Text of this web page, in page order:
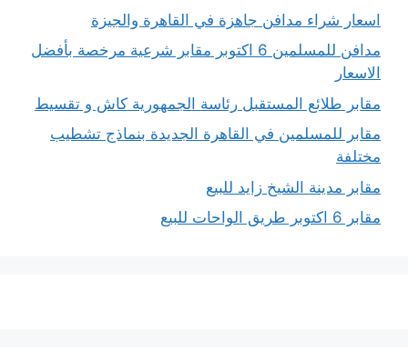
اسعار شراء مدافن جاهزة في القاهرة والجيزة
مدافن للمسلمين 6 اكتوبر مقابر شرعية مرخصة بأفضل
الاسعار
مقابر طلائع المستقبل رئاسة الجمهورية كاش و تقسيط
مقابر للمسلمين في القاهرة الجديدة بنماذج تشطيب
مختلفة
مقابر مدينة الشيخ زايد للبيع
مقابر 6 اكتوبر طريق الواحات للبيع